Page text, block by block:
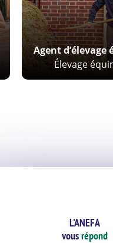
Agent d’élevage
Élevage
L'ANEFA
vousrépond